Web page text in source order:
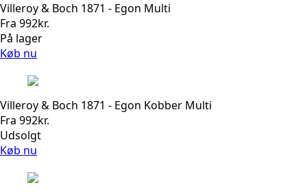
Villeroy & Boch 1871 - Egon Multi
Fra 992kr.
På lager
Køb nu
Villeroy & Boch 1871 - Egon Kobber Multi
Fra 992kr.
Udsolgt
Køb nu